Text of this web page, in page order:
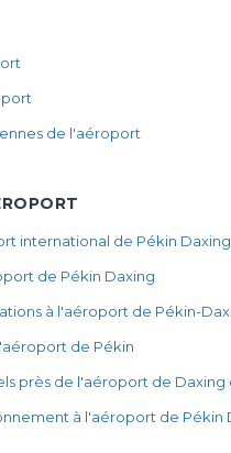
de l'aéroport
international de Pékin Daxing
de Pékin Daxing
à l'aéroport de Pékin-
de Pékin
près de l'aéroport de Daxing
à l'aéroport de Pékin